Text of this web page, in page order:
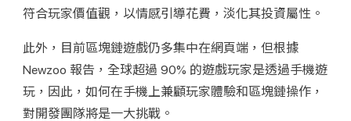
符合玩家價值觀，以情感引導花費，淡化其投資屬性。
此外，目前區塊鏈遊戲仍多集中在網頁端，但根據
Newzoo 報告，全球超過 90% 的遊戲玩家是透過手機遊
玩，因此，如何在手機上兼顧玩家體驗和區塊鏈操作，
對開發團隊將是一大挑戰。